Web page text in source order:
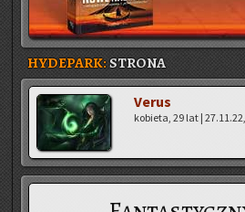
HYDEPARK:STRONA
Verus
ko­bie­ta, 29 lat |